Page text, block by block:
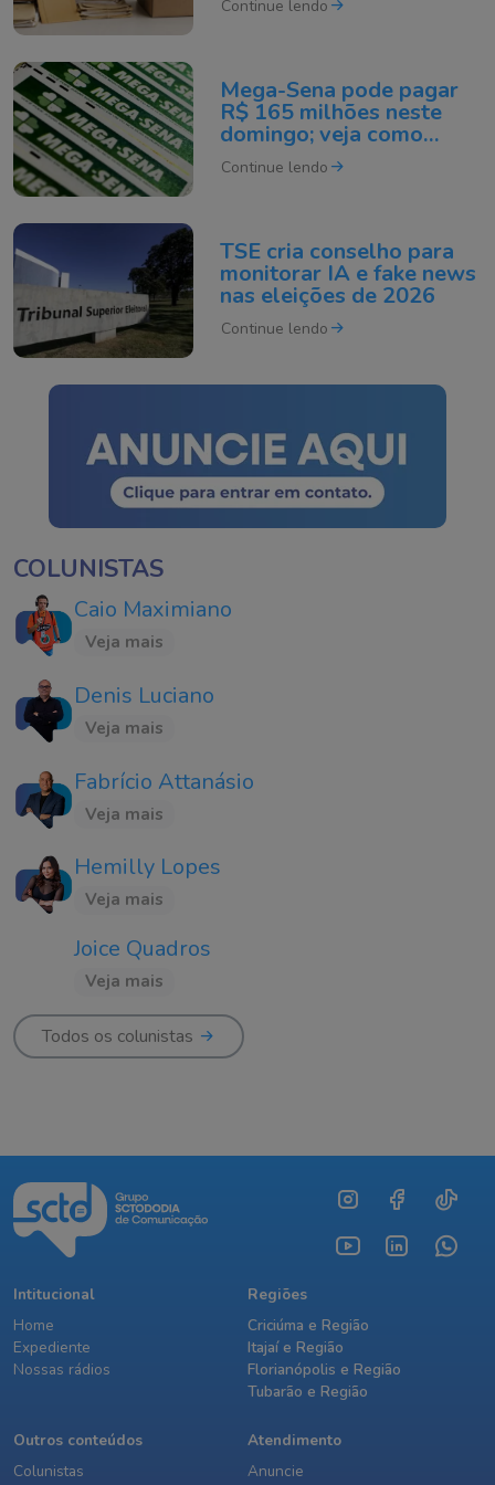
Continue lendo
Mega-Sena pode pagar
R$ 165 milhões neste
domingo; veja como
apostar
Continue lendo
TSE cria conselho para
monitorar IA e fake news
nas eleições de 2026
Continue lendo
COLUNISTAS
Caio Maximiano
Veja mais
Denis Luciano
Veja mais
Fabrício Attanásio
Veja mais
Hemilly Lopes
Veja mais
Joice Quadros
Veja mais
Todos os colunistas
Intitucional
Home
Expediente
Nossas rádios
Regiões
Criciúma e Região
Itajaí e Região
Florianópolis e Região
Tubarão e Região
Outros conteúdos
Colunistas
Atendimento
Anuncie